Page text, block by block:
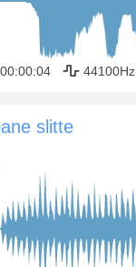
00:00:04 44100Hz
slitte